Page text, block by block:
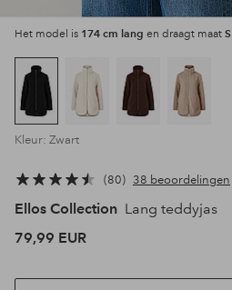
Het model is 174 cm lang en draagt maat S
Kleur: Zwart
80 38 beoordelingen
Ellos Collection Lang teddyjas
79,99 EUR